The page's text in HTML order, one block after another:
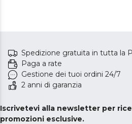
Spedizione gratuita in tutta la
Paga a rate
Gestione dei tuoi ordini 24/7
2 anni di garanzia
Iscrivetevi alla newsletter per
promozioni esclusive.